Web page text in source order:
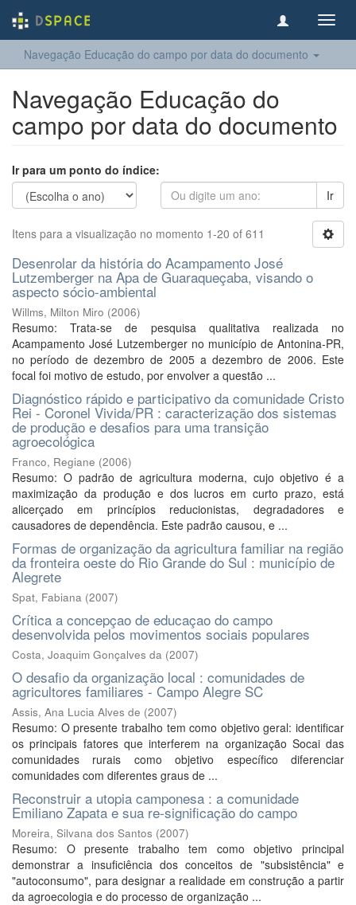
Navegação Educação do campo por data do documento
Navegação Educação do
campo por data do documento
Ir para um ponto do índice:
Ir
Itens para a visualização no momento 1-20 of 611
Desenrolar da história do Acampamento José
Lutzemberger na Apa de Guaraqueçaba, visando o
aspecto sócio-ambiental
Willms, Milton Miro (2006)
Resumo: Trata-se de pesquisa qualitativa realizada no
Acampamento José Lutzemberger no município de Antonina-PR,
no período de dezembro de 2005 a dezembro de 2006. Este
focal foi motivo de estudo, por envolver a questão ...
Diagnóstico rápido e participativo da comunidade Cristo
Rei - Coronel Vivida/PR : caracterização dos sistemas
de produção e desafios para uma transição
agroecológica
Franco, Regiane (2006)
Resumo: O padrão de agricultura moderna, cujo objetivo é a
maximização da produção e dos lucros em curto prazo, está
alicerçado em princípios reducionistas, degradadores e
causadores de dependência. Este padrão causou, e ...
Formas de organização da agricultura familiar na região
da fronteira oeste do Rio Grande do Sul : município de
Alegrete
Spat, Fabiana (2007)
Crítica a concepçao de educaçao do campo
desenvolvida pelos movimentos sociais populares
Costa, Joaquim Gonçalves da (2007)
O desafio da organização local : comunidades de
agricultores familiares - Campo Alegre SC
Assis, Ana Lucia Alves de (2007)
Resumo: O presente trabalho tem como objetivo geral: identificar
os principais fatores que interferem na organização Socai das
comunidades rurais como objetivo específico diferenciar
comunidades com diferentes graus de ...
Reconstruir a utopia camponesa : a comunidade
Emiliano Zapata e sua re-significação do campo
Moreira, Silvana dos Santos (2007)
Resumo: O presente trabalho tem como objetivo principal
demonstrar a insuficiência dos conceitos de "subsistência" e
"autoconsumo", para designar a realidade em construção a partir
da agroecologia e do processo de organização ...